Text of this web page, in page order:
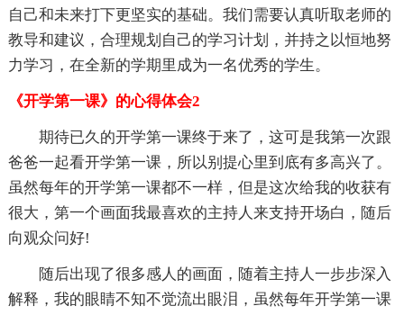
自己和未来打下更坚实的基础。我们需要认真听取老师的
教导和建议，合理规划自己的学习计划，并持之以恒地努
力学习，在全新的学期里成为一名优秀的学生。
《开学第一课》的心得体会2
期待已久的开学第一课终于来了，这可是我第一次跟
爸爸一起看开学第一课，所以别提心里到底有多高兴了。
虽然每年的开学第一课都不一样，但是这次给我的收获有
很大，第一个画面我最喜欢的主持人来支持开场白，随后
向观众问好!
随后出现了很多感人的画面，随着主持人一步步深入
解释，我的眼睛不知不觉流出眼泪，虽然每年开学第一课